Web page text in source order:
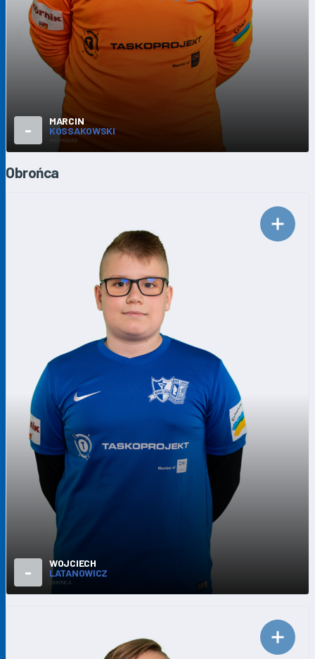
-
MARCIN
KOSSAKOWSKI
BRAMKARZ
Obrońca
-
WOJCIECH
LATANOWICZ
OBROŃCA